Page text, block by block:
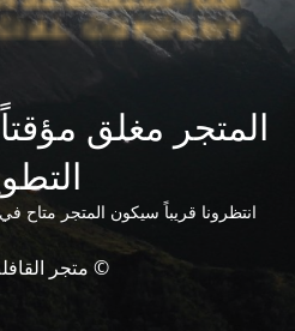
المتجر مغلق
انتظرونا قريباً سيكون المتجر
© متجر القافلة